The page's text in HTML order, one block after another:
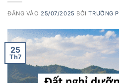
ĐĂNG VÀO 25/07/2025 BỞITRƯỜNG
25
Th7